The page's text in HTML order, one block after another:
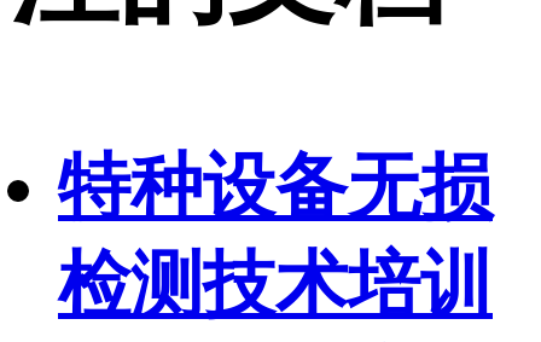
特种设备无损
检测技术培训